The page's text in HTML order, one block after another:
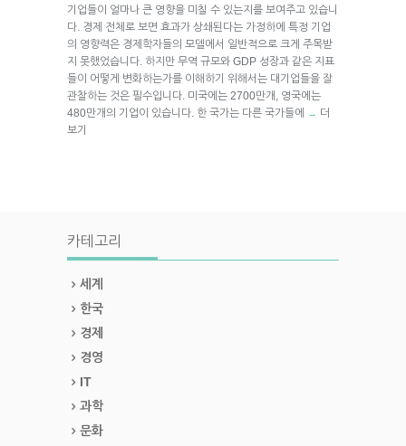
기업들이 얼마나 큰 영향을 미칠 수 있는지를 보여주고 있습니
다. 경제 전체로 보면 효과가 상쇄된다는 가정하에 특정 기업
의 영향력은 경제학자들의 모델에서 일반적으로 크게 주목받
지 못했었습니다. 하지만 무역 규모와 GDP 성장과 같은 지표
들이 어떻게 변화하는가를 이해하기 위해서는 대기업들을 잘
관찰하는 것은 필수입니다. 미국에는 2700만개, 영국에는
480만개의 기업이 있습니다. 한 국가는 다른 국가들에
→ 더
보기
카테고리
세계
한국
경제
경영
IT
과학
문화